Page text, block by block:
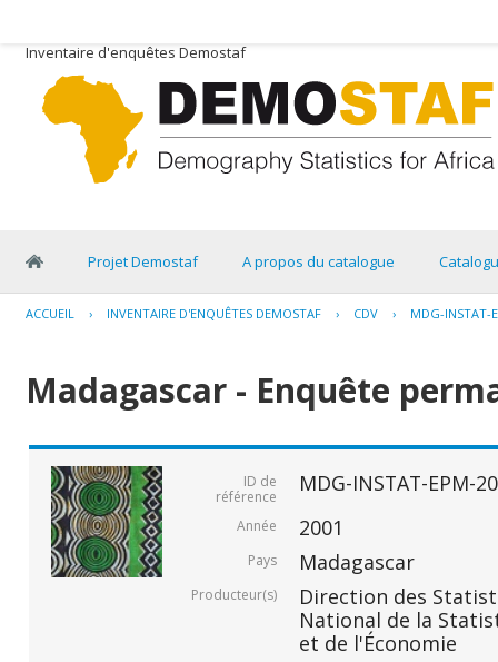
Inventaire d'enquêtes Demostaf
Projet Demostaf A propos du catalogue
ACCUEIL › INVENTAIRE D'ENQUÊTES DEMOSTAF › CDV › MDG-INSTAT-
Madagascar - Enquête
ID de
référence
MDG-INSTAT-EPM-
Année 2001
Pays Madagascar
Producteur(s)
Direction des
National de la
et de l'Économie